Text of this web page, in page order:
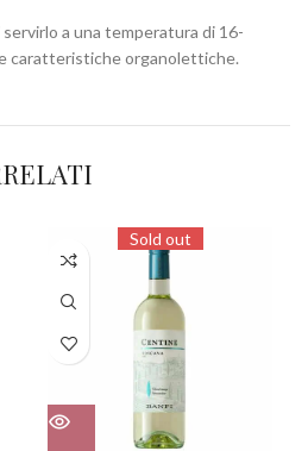
a una temperatura di 16-
caratteristiche organolettiche.
Sold out